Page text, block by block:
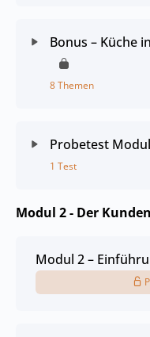
Bonus – Küche
8 Themen
Probetest
1 Test
Modul 2 - Der
Modul 2 –